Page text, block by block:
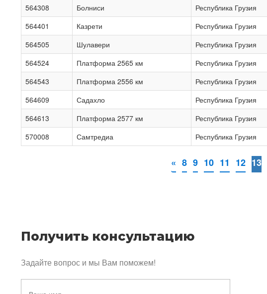
564308
Болниси Республика Грузия
564401
Казрети Республика Грузия
564505
Шулавери Республика Грузия
564524
Платформа 2565 км Республика Грузия
564543
Платформа 2556 км Республика Грузия
564609
Садахло Республика Грузия
564613
Платформа 2577 км Республика Грузия
570008
Самтредиа Республика Грузия
« 8 9 10 11 12 13
Получить консультацию
Задайте вопрос и мы Вам поможем!